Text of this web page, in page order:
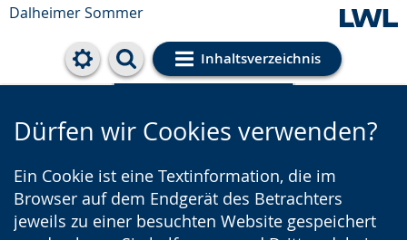
Dalheimer Sommer
Inhaltsverzeichnis
Cookie-Einstellungen
Dürfen wir Cookies verwenden?
Ein Cookie ist eine Textinformation, die im
Browser auf dem Endgerät des Betrachters
jeweils zu einer besuchten Website gespeichert